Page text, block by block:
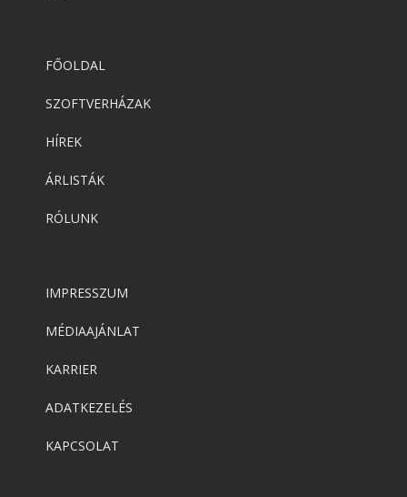
FŐOLDAL
SZOFTVERHÁZAK
HÍREK
ÁRLISTÁK
RÓLUNK
IMPRESSZUM
MÉDIAAJÁNLAT
KARRIER
ADATKEZELÉS
KAPCSOLAT